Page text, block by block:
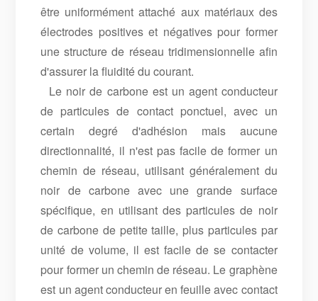
être uniformément attaché aux matériaux des
électrodes positives et négatives pour former
une structure de réseau tridimensionnelle afin
d'assurer la fluidité du courant.
Le noir de carbone est un agent conducteur
de particules de contact ponctuel, avec un
certain degré d'adhésion mais aucune
directionnalité, il n'est pas facile de former un
chemin de réseau, utilisant généralement du
noir de carbone avec une grande surface
spécifique, en utilisant des particules de noir
de carbone de petite taille, plus particules par
unité de volume, il est facile de se contacter
pour former un chemin de réseau. Le graphène
est un agent conducteur en feuille avec contact